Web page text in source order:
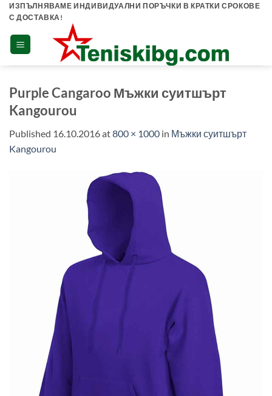
Skip
content
ИЗПЪЛНЯВАМЕ ИНДИВИДУАЛНИ ПОРЪЧКИ В КРАТКИ СРОКОВЕ
С ДОСТАВКА!
Purple Cangaroo Мъжки суитшърт
Kangourou
Published 16.10.2016at800 × 1000 in Мъжки суитшърт
Kangourou